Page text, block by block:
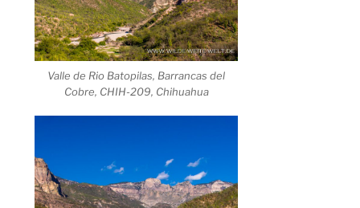
Valle de Rio Batopilas, Barrancas del
Cobre, CHIH-209, Chihuahua